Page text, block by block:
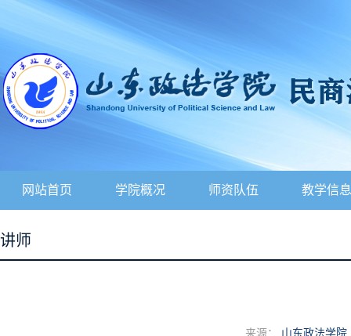
网站首页 学院概况 师资队伍 教学信息
讲师
来源： 山东政法学院